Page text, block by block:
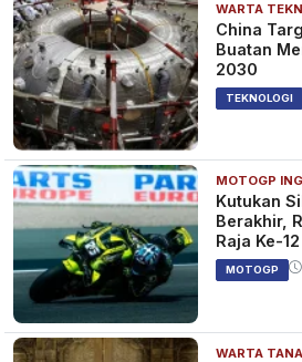
WARTA
China
Buatan
2030
TEKNOLOGI
MOTOGP
Kutukan
Berakhir,
Raja Ke-
MOTOGP
WARTA